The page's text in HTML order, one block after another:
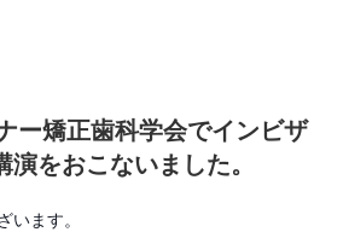
ー矯正歯科学会でインビザ
演をおこないました。
います。